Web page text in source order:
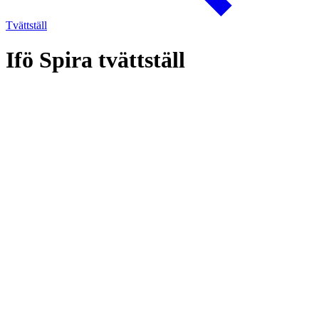
Tvättställ
Ifö Spira tvättställ